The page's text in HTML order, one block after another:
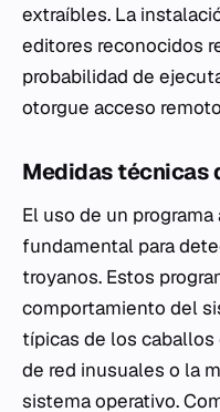
extraíbles. La
editores reconocidos
probabilidad de
otorgue acceso
Medidas técnicas
El uso de un
fundamental para
troyanos. Estos
comportamiento del
típicas de los caballos
de red inusuales o la
sistema operativo.